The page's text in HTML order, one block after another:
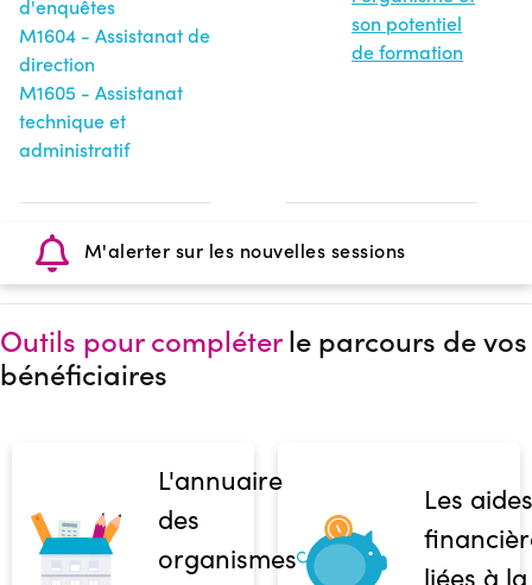
d'enquêtes
M1604 - Assistanat de
direction
M1605 - Assistanat
technique et
administratif
son potentiel
de formation
M'alerter sur les nouvelles sessions
Outils pour compléterle parcours de vos
bénéficiaires
L'annuaire
des
organismes
Les aides
liées à la